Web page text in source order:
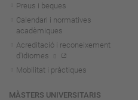
Preus i beques
Calendari i normatives
acadèmiques
Acreditació i reconeixement
d'idiomes
Mobilitat i pràctiques
MÀSTERS UNIVERSITARIS